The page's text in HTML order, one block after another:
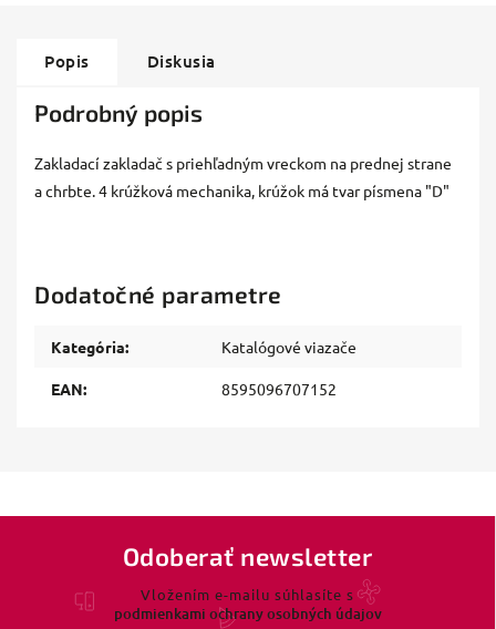
Popis Diskusia
Podrobný popis
Zakladací zakladač s priehľadným vreckom na prednej strane
a chrbte. 4 krúžková mechanika, krúžok má tvar písmena "D"
Dodatočné parametre
Kategória: Katalógové viazače
EAN: 8595096707152
Odoberať newsletter
Vložením e-mailu súhlasíte s
podmienkami ochrany osobných údajov